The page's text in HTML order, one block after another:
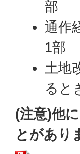
部
通作
1部
土地
ると
(注意)他
とがあり